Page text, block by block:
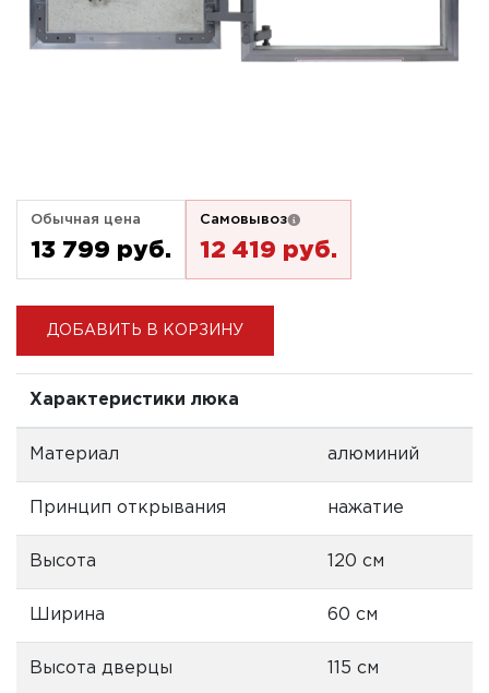
Обычная цена
13 799 pуб.
Самовывоз
12 419 pуб.
ДОБАВИТЬ В КОРЗИНУ
Характеристики люка
Материал алюминий
Принцип открывания нажатие
Высота 120 см
Ширина 60 см
Высота дверцы 115 см